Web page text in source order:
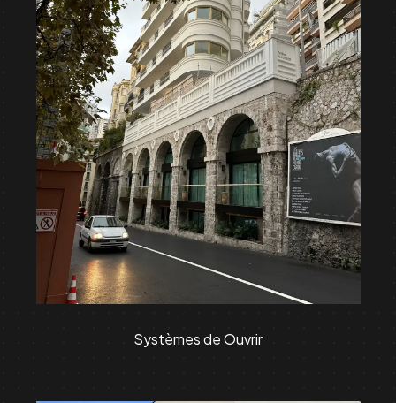
Systèmes de Ouvrir